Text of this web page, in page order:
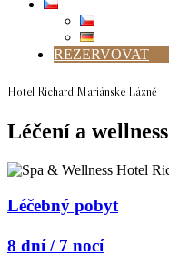
REZERVOVAT
Hotel Richard Mariánské Lázně
Léčení a wellness
Léčebný pobyt
8 dní / 7 nocí